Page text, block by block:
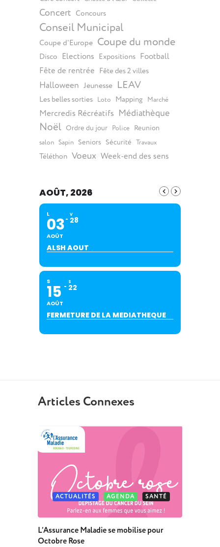
Concert Concours
Conseil Municipal
Coupe d'Europe Coupe du monde
Disco Elections Expositions Football
Fête de rentrée Fête des 2 villes
Halloween Jeunesse LEAV
Les belles sorties Loto Mapping Marché
Mercredis Récréatifs Médiathèque
Noël Ordre du jour Police Reunion
salon Sapin Seniors Sécurité Travaux
Téléthon Voeux Week-end des sens
AOÛT, 2026
L
03
AOÛT
V
28
ALSH AOUT
S
15
AOÛT
S
22
FERMETURE DE LA MEDIATHEQUE
Articles Connexes
ACTUALITÉS AGENDA SANTÉ
L’Assurance Maladie se mobilise pour
Octobre Rose